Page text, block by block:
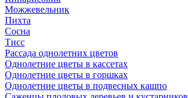
Можжевельник
Пихта
Сосна
Тисc
Рассада однолетних цветов
Однолетние цветы в кассетах
Однолетние цветы в горшках
Однолетние цветы в подвесных кашпо